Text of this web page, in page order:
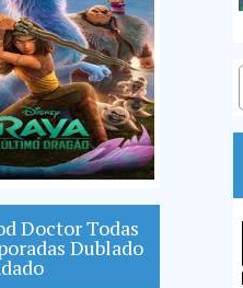
Doctor Todas
Dublado